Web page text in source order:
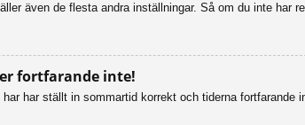
även de flesta andra inställningar. Så om du inte har
fortfarande inte!
har ställt in sommartid korrekt och tiderna